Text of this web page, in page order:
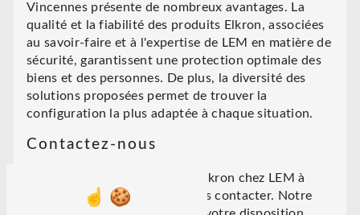
Vincennes présente de nombreux avantages. La
qualité et la fiabilité des produits Elkron, associées
au savoir-faire et à l'expertise de LEM en matière de
sécurité, garantissent une protection optimale des
biens et des personnes. De plus, la diversité des
solutions proposées permet de trouver la
configuration la plus adaptée à chaque situation.
Contactez-nous
Pour bénéficier des produits Elkron chez LEM à
Vincennes, n'hésitez pas à nous contacter. Notre